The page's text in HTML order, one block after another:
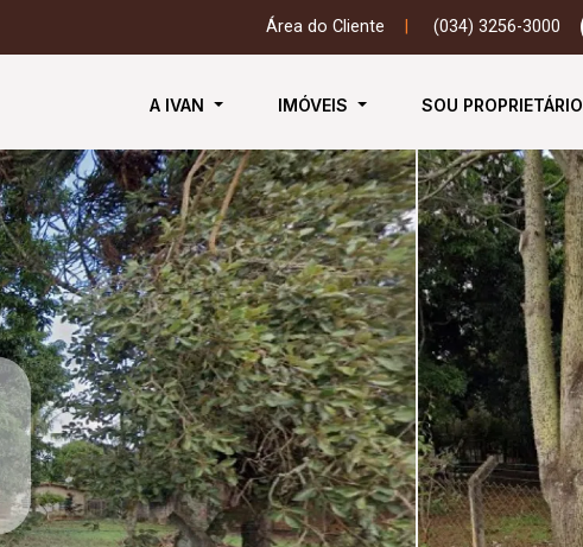
Área do Cliente (034) 3256-3000
A IVAN IMÓVEIS SOU PROPRIETÁRIO